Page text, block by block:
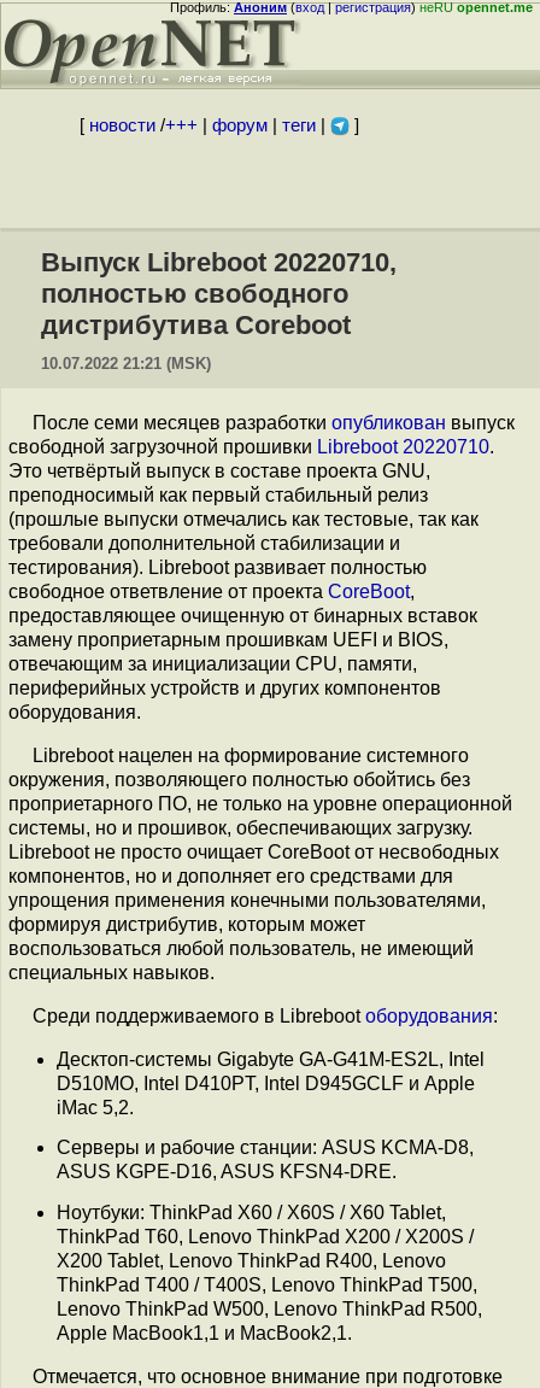
Профиль:Аноним(вход|регистрация)неRUopennet.me
[ новости/+++ форум| теги| ]
Выпуск Libreboot 20220710,
полностью свободного
дистрибутива Coreboot
10.07.2022 21:21 (MSK)
После семи месяцев разработки опубликован выпуск
свободной загрузочной прошивки Libreboot 20220710.
Это четвёртый выпуск в составе проекта GNU,
преподносимый как первый стабильный релиз
(прошлые выпуски отмечались как тестовые, так как
требовали дополнительной стабилизации и
тестирования). Libreboot развивает полностью
свободное ответвление от проекта CoreBoot,
предоставляющее очищенную от бинарных вставок
замену проприетарным прошивкам UEFI и BIOS,
отвечающим за инициализации CPU, памяти,
периферийных устройств и других компонентов
оборудования.
Libreboot нацелен на формирование системного
окружения, позволяющего полностью обойтись без
проприетарного ПО, не только на уровне операционной
системы, но и прошивок, обеспечивающих загрузку.
Libreboot не просто очищает CoreBoot от несвободных
компонентов, но и дополняет его средствами для
упрощения применения конечными пользователями,
формируя дистрибутив, которым может
воспользоваться любой пользователь, не имеющий
специальных навыков.
Среди поддерживаемого в Librebootоборудования:
Десктоп-системы Gigabyte GA-G41M-ES2L, Intel
D510MO, Intel D410PT, Intel D945GCLF и Apple
iMac 5,2.
Серверы и рабочие станции: ASUS KCMA-D8,
ASUS KGPE-D16, ASUS KFSN4-DRE.
Ноутбуки: ThinkPad X60 / X60S / X60 Tablet,
ThinkPad T60, Lenovo ThinkPad X200 / X200S /
X200 Tablet, Lenovo ThinkPad R400, Lenovo
ThinkPad T400 / T400S, Lenovo ThinkPad T500,
Lenovo ThinkPad W500, Lenovo ThinkPad R500,
Apple MacBook1,1 и MacBook2,1.
Отмечается, что основное внимание при подготовке